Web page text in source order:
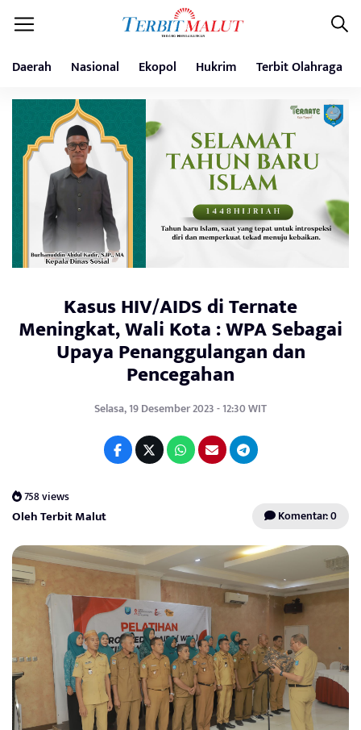
Daerah Nasional Ekopol Hukrim Terbit Olahraga
Kasus HIV/AIDS di Ternate
Meningkat, Wali Kota : WPA Sebagai
Upaya Penanggulangan dan
Pencegahan
Selasa, 19 Desember 2023 - 12:30 WIT
758 views
Oleh Terbit Malut Komentar: 0